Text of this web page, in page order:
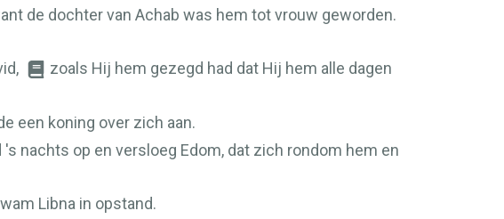
de dochter van Achab was hem tot vrouw geworden.
zoals Hij hem gezegd had dat Hij hem alle dagen
een koning over zich aan.
nachts op en versloeg Edom, dat zich rondom hem en
Libna in opstand.